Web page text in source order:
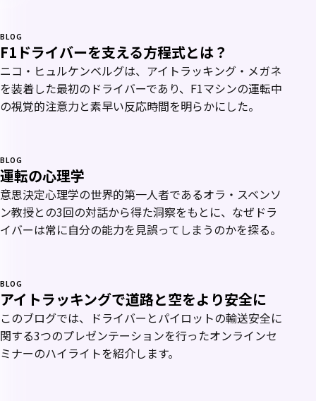
BLOG
F1ドライバーを支える方程式とは？
ニコ・ヒュルケンベルグは、アイトラッキング・メガネ
を装着した最初のドライバーであり、F1マシンの運転中
の視覚的注意力と素早い反応時間を明らかにした。
BLOG
運転の心理学
意思決定心理学の世界的第一人者であるオラ・スベンソ
ン教授との3回の対話から得た洞察をもとに、なぜドラ
イバーは常に自分の能力を見誤ってしまうのかを探る。
BLOG
アイトラッキングで道路と空をより安全に
このブログでは、ドライバーとパイロットの輸送安全に
関する3つのプレゼンテーションを行ったオンラインセ
ミナーのハイライトを紹介します。